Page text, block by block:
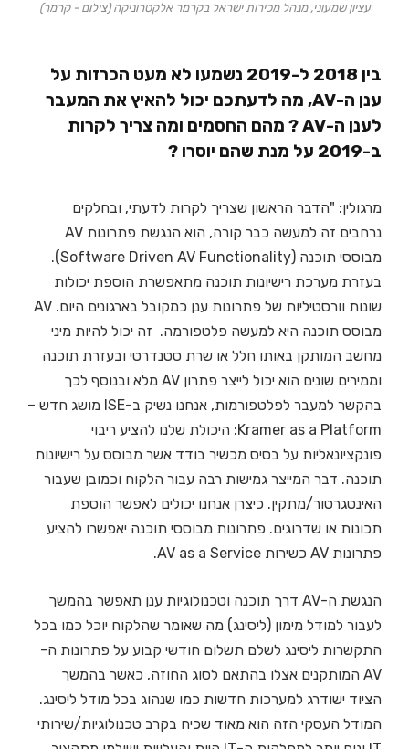
עציון שמעוני, מנהל מכירות ישראל בקרמר אלקטרוניקה (צילום - קרמר)
בין 2018 ל-2019 נשמעו לא מעט הכרזות על
ענן ה-AV, מה לדעתכם יכול להאיץ את המעבר
לענן ה-AV ? מהם החסמים ומה צריך לקרות
ב-2019 על מנת שהם יוסרו ?
מרגולין: "הדבר הראשון שצריך לקרות לדעתי, ובחלקים
נרחבים זה למעשה כבר קורה, הוא הנגשת פתרונות AV
מבוססי תוכנה (Software Driven AV Functionality).
בעזרת מערכת רישיונות תוכנה מתאפשרת הוספת יכולות
שונות וורסטיליות של פתרונות ענן כמקובל בארגונים היום. AV
מבוסס תוכנה היא למעשה פלטפורמה. זה יכול להיות מיני
מחשב המותקן באותו חלל או שרת סטנדרטי ובעזרת תוכנה
וממירים שונים הוא יכול לייצר פתרון AV מלא ובנוסף לכך
בהקשר למעבר לפלטפורמות, אנחנו נשיק ב-ISE מושג חדש –
Kramer as a Platform: היכולת שלנו להציע ריבוי
פונקציונאליות על בסיס מכשיר בודד אשר מבוסס על רישיונות
תוכנה. דבר המייצר גמישות רבה עבור הלקוח וכמובן שעבור
האינטגרטור/מתקין. כיצרן אנחנו יכולים לאפשר הוספת
תכונות או שדרוגים. פתרונות מבוססי תוכנה יאפשרו להציע
פתרונות AV כשירות AV as a Service.
הנגשת ה-AV דרך תוכנה וטכנולוגיות ענן תאפשר בהמשך
לעבור למודל מימון (ליסינג) מה שאומר שהלקוח יוכל כמו בכל
התקשרות ליסינג לשלם תשלום חודשי קבוע על פתרונות ה-
AV המותקנים אצלו בהתאם לסוג החוזה, כאשר בהמשך
הציוד ישודרג למערכות חדשות כמו שנהוג בכל מודל ליסינג.
המודל העסקי הזה הוא מאוד שכיח בקרב טכנולוגיות/שירותי